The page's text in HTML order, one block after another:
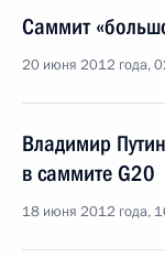
Саммит
20 июня 2012 года,
Владимир
в саммите G20
18 июня 2012 года,